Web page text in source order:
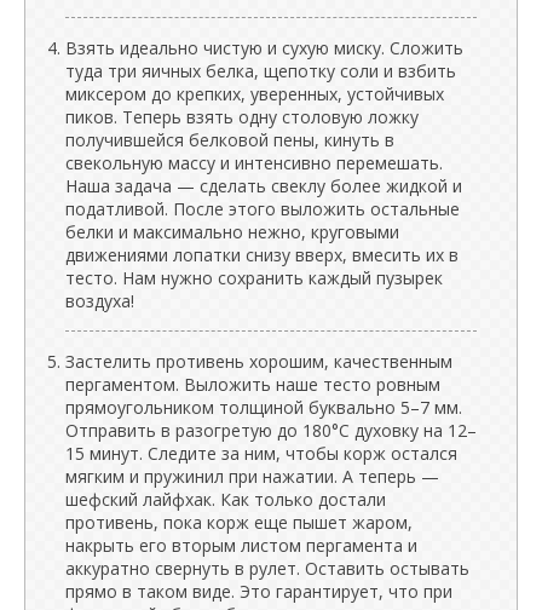
Взять идеально чистую и сухую миску. Сложить
туда три яичных белка, щепотку соли и взбить
миксером до крепких, уверенных, устойчивых
пиков. Теперь взять одну столовую ложку
получившейся белковой пены, кинуть в
свекольную массу и интенсивно перемешать.
Наша задача — сделать свеклу более жидкой и
податливой. После этого выложить остальные
белки и максимально нежно, круговыми
движениями лопатки снизу вверх, вмесить их в
тесто. Нам нужно сохранить каждый пузырек
воздуха!
Застелить противень хорошим, качественным
пергаментом. Выложить наше тесто ровным
прямоугольником толщиной буквально 5–7 мм.
Отправить в разогретую до 180°C духовку на 12–
15 минут. Следите за ним, чтобы корж остался
мягким и пружинил при нажатии. А теперь —
шефский лайфхак. Как только достали
противень, пока корж еще пышет жаром,
накрыть его вторым листом пергамента и
аккуратно свернуть в рулет. Оставить остывать
прямо в таком виде. Это гарантирует, что при